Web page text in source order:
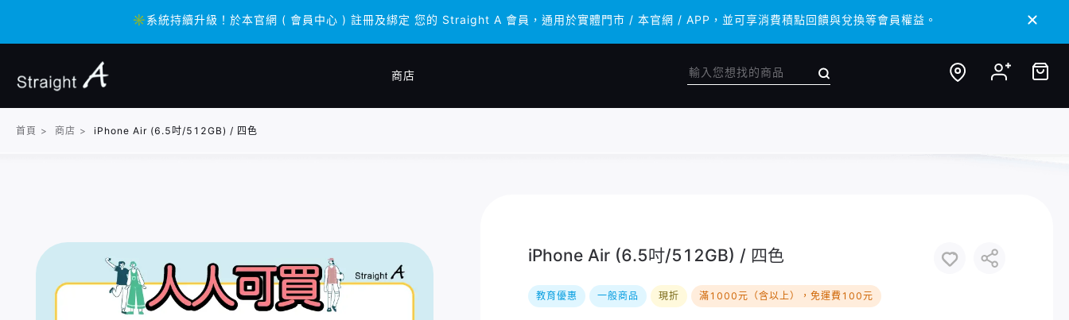
✳️系統持續升級！於本官網 ( 會員中心 ) 註冊及綁定 您的 Straight A 會員，通用於實體門市 / 本官網 / APP，並可享消費積點回饋與兌換等會員權益。
✳️系統持續升級！於本官網 ( 會員中心 ) 註冊及綁定 您的 Straight A 會員，通用於實體門市 / 本官網 / APP，並可享消費積點回饋與兌換等會員權益。
商店
首頁 > 商店 > iPhone Air (6.5吋/512GB) / 四色
iPhone Air (6.5吋/512GB) / 四色
教育優惠 一般商品 現折 滿1000元（含以上），免運費100元